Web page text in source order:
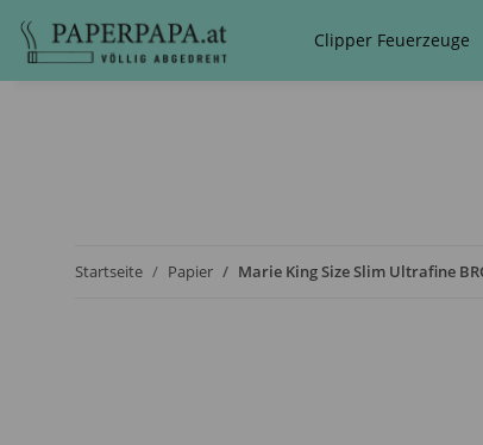
Clipper Feuerzeuge
Startseite Papier Marie King Size Slim Ultrafine